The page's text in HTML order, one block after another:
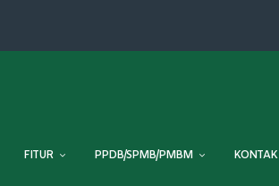
FITUR PPDB/SPMB/PMBM KONTAK